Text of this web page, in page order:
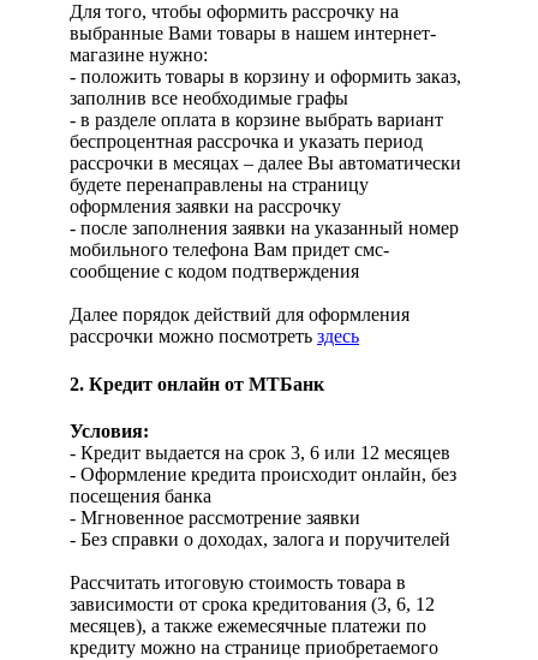
Для того, чтобы оформить рассрочку на
выбранные Вами товары в нашем интернет-
магазине нужно:
- положить товары в корзину и оформить заказ,
заполнив все необходимые графы
- в разделе оплата в корзине выбрать вариант
беспроцентная рассрочка и указать период
рассрочки в месяцах – далее Вы автоматически
будете перенаправлены на страницу
оформления заявки на рассрочку
- после заполнения заявки на указанный номер
мобильного телефона Вам придет смс-
сообщение с кодом подтверждения
Далее порядок действий для оформления
рассрочки можно посмотреть здесь
2. Кредит онлайн от МТБанк
Условия:
- Кредит выдается на срок 3, 6 или 12 месяцев
- Оформление кредита происходит онлайн, без
посещения банка
- Мгновенное рассмотрение заявки
- Без справки о доходах, залога и поручителей
Рассчитать итоговую стоимость товара в
зависимости от срока кредитования (3, 6, 12
месяцев), а также ежемесячные платежи по
кредиту можно на странице приобретаемого